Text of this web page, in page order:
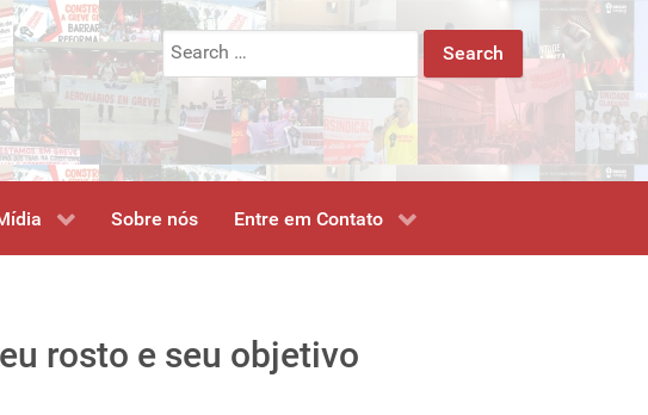
Search
for:
Sobre nós Entre em Contato
rosto e seu objetivo